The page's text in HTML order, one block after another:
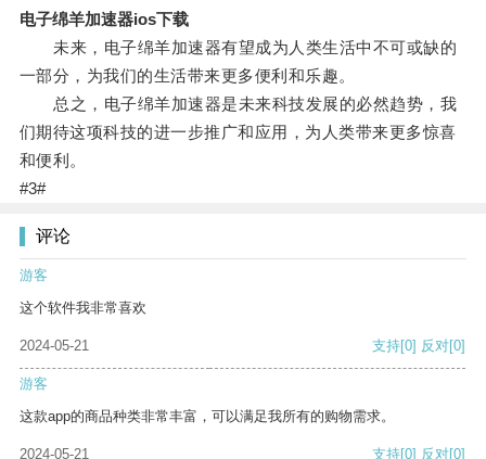
电子绵羊加速器ios下载
未来，电子绵羊加速器有望成为人类生活中不可或缺的
一部分，为我们的生活带来更多便利和乐趣。
总之，电子绵羊加速器是未来科技发展的必然趋势，我
们期待这项科技的进一步推广和应用，为人类带来更多惊喜
和便利。
#3#
评论
游客
这个软件我非常喜欢
2024-05-21 支持[0] 反对[0]
游客
这款app的商品种类非常丰富，可以满足我所有的购物需求。
2024-05-21 支持[0] 反对[0]